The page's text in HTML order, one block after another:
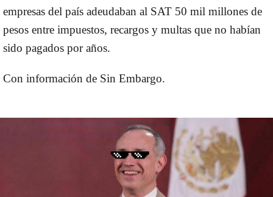
empresas del país adeudaban al SAT 50 mil millones de
pesos entre impuestos, recargos y multas que no habían
sido pagados por años.
Con información de Sin Embargo.